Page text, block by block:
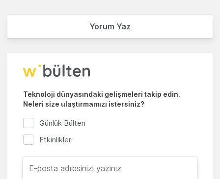
Yorum Yaz
Teknoloji dünyasındaki gelişmeleri takip edin.
Neleri size ulaştırmamızı istersiniz?
Günlük Bülten
Etkinlikler